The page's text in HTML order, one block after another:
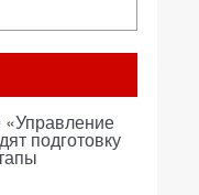
подготовку